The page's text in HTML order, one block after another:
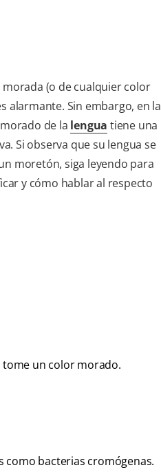
(o de cualquier color
alarmante. Sin embargo, en la
de la lengua tiene una
Si observa que su lengua se
moretón, siga leyendo para
y cómo hablar al respecto
tome un color morado.
como bacterias cromógenas.